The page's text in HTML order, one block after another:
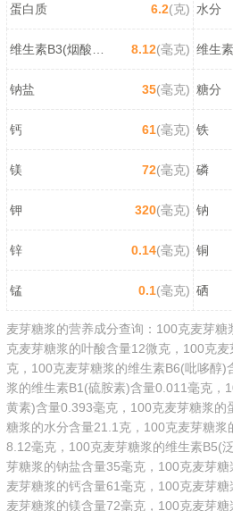
蛋白质 6.2(克) 水分
8.12(毫克) 维生
钠盐 35(毫克) 糖分
钙 61(毫克) 铁
镁 72(毫克) 磷
钾 320(毫克) 钠
锌 0.14(毫克) 铜
锰 0.1(毫克) 硒
麦芽糖浆的营养成分查询：100克麦芽
克麦芽糖浆的叶酸含量12微克，100克
克，100克麦芽糖浆的维生素B6(吡哆醇
浆的维生素B1(硫胺素)含量0.011毫克，
黄素)含量0.393毫克，100克麦芽糖浆的
糖浆的水分含量21.1克，100克麦芽糖
8.12毫克，100克麦芽糖浆的维生素B5(
芽糖浆的钠盐含量35毫克，100克麦芽
麦芽糖浆的钙含量61毫克，100克麦芽
麦芽糖浆的镁含量72毫克，100克麦芽